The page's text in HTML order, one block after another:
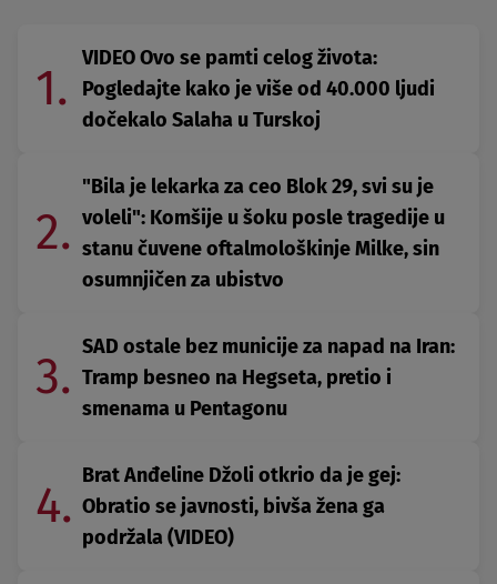
1.
VIDEO Ovo se pamti celog života:
Pogledajte kako je više od 40.000 ljudi
dočekalo Salaha u Turskoj
2.
"Bila je lekarka za ceo Blok 29, svi su je
voleli": Komšije u šoku posle tragedije u
stanu čuvene oftalmološkinje Milke, sin
osumnjičen za ubistvo
3.
SAD ostale bez municije za napad na Iran:
Tramp besneo na Hegseta, pretio i
smenama u Pentagonu
4.
Brat Anđeline Džoli otkrio da je gej:
Obratio se javnosti, bivša žena ga
podržala (VIDEO)